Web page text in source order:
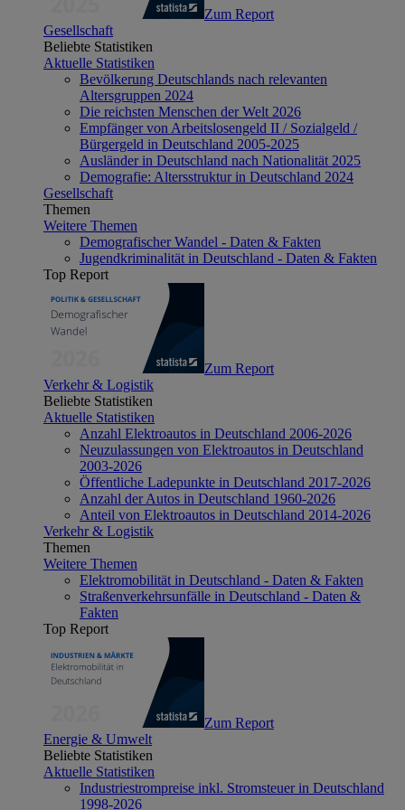
Zum Report
Gesellschaft
Beliebte Statistiken
Aktuelle Statistiken
Bevölkerung Deutschlands nach relevanten
Altersgruppen 2024
Die reichsten Menschen der Welt 2026
Empfänger von Arbeitslosengeld II / Sozialgeld /
Bürgergeld in Deutschland 2005-2025
Ausländer in Deutschland nach Nationalität 2025
Demografie: Altersstruktur in Deutschland 2024
Gesellschaft
Themen
Weitere Themen
Demografischer Wandel - Daten & Fakten
Jugendkriminalität in Deutschland - Daten & Fakten
Top Report
Zum Report
Verkehr & Logistik
Beliebte Statistiken
Aktuelle Statistiken
Anzahl Elektroautos in Deutschland 2006-2026
Neuzulassungen von Elektroautos in Deutschland
2003-2026
Öffentliche Ladepunkte in Deutschland 2017-2026
Anzahl der Autos in Deutschland 1960-2026
Anteil von Elektroautos in Deutschland 2014-2026
Verkehr & Logistik
Themen
Weitere Themen
Elektromobilität in Deutschland - Daten & Fakten
Straßenverkehrsunfälle in Deutschland - Daten &
Fakten
Top Report
Zum Report
Energie & Umwelt
Beliebte Statistiken
Aktuelle Statistiken
Industriestrompreise inkl. Stromsteuer in Deutschland
1998-2026